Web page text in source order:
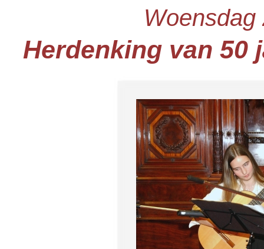
Woensdag
Herdenking van 50